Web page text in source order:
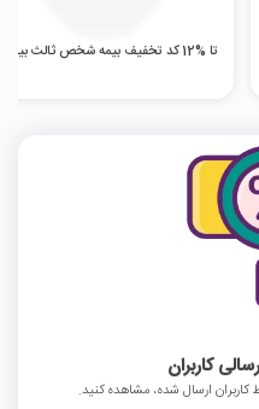
تا %12 کد تخفیف بیمه شخص ثالث بیمه بازار
کاربران
ارسال شده، مشاهده کنید.